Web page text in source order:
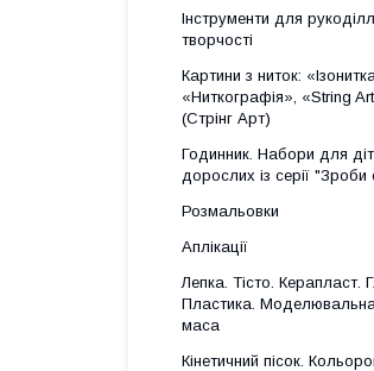
Інструменти для
творчості
Картини з ниток:
«Ниткографія», «String
(Стрінг Арт)
Годинник. Набори для
дорослих із серії "Зроби
Розмальовки
Аплікації
Лепка. Тісто. Керапласт.
Пластика.
маса
Кінетичний пісок.